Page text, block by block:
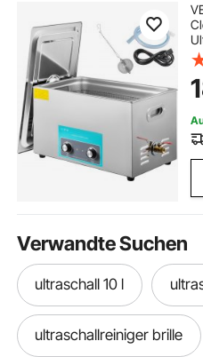
Verwandte Suchen
ultraschall 10 l
ultraschallreiniger brille